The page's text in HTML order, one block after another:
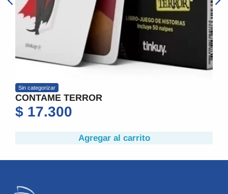
Sin categorizar
CONTAME TERROR
$ 17.300
Agregar al carrito